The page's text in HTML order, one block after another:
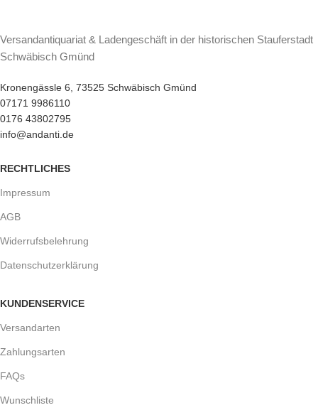
Versandantiquariat & Ladengeschäft in der historischen Stauferstadt
Schwäbisch Gmünd
Kronengässle 6, 73525 Schwäbisch Gmünd
07171 9986110
0176 43802795
info@andanti.de
RECHTLICHES
Impressum
AGB
Widerrufsbelehrung
Datenschutzerklärung
KUNDENSERVICE
Versandarten
Zahlungsarten
FAQs
Wunschliste